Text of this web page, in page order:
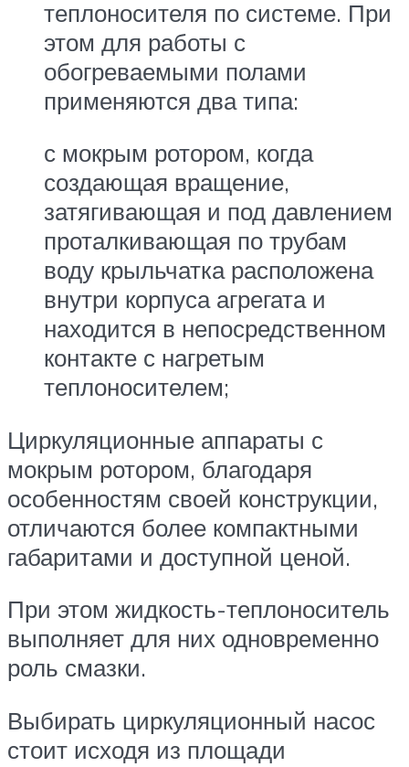
теплоносителя по системе. При
этом для работы с
обогреваемыми полами
применяются два типа:
с мокрым ротором, когда
создающая вращение,
затягивающая и под давлением
проталкивающая по трубам
воду крыльчатка расположена
внутри корпуса агрегата и
находится в непосредственном
контакте с нагретым
теплоносителем;
Циркуляционные аппараты с
мокрым ротором, благодаря
особенностям своей конструкции,
отличаются более компактными
габаритами и доступной ценой.
При этом жидкость-теплоноситель
выполняет для них одновременно
роль смазки.
Выбирать циркуляционный насос
стоит исходя из площади